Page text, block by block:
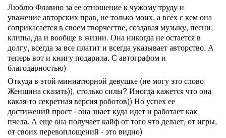
Люблю Флавию за ее отношение к чужому труду и
уважение авторских прав, не только моих, а всех с кем она
соприкасается в своем творчестве, создавая музыку, песни,
клипы, да и вообще в жизни. Она никогда не остается в
долгу, всегда за все платит и всегда указывает авторство. А
теперь вот и книгу подарила. С автографом и
благодарностью)
Откуда в этой миниатюрной девушке (не могу это слово
Женщина сказать)), столько силы? Иногда кажется что она
какая-то секретная версия роботов)) Но успех ее
достижений прост - она знает куда идет и работает как
пчела. А еще она получает кайф от того что делает, от игры,
от своих перевоплощений - это видно)